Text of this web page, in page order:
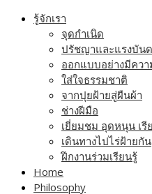
Skip
รู้จักเรา
จุดกำเนิด
ปรัชญาและแรงบัน
ออกแบบอย่างมีคว
ใส่ใจธรรมชาติ
จากปุยฝ้ายสู่ผืนผ้า
ช่างฝีมือ
เยี่ยมชม อุดหนุน เรี
เดินทางไปไร่ฝ้ายกัน
ฝึกงานร่วมเรียนรู้
Home
Philosophy